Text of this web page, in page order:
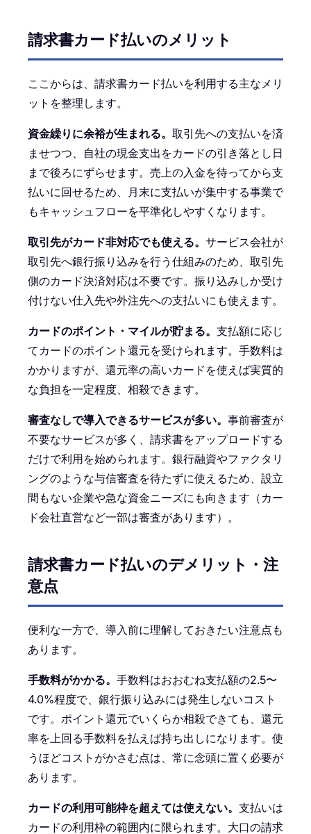
請求書カード払いのメリット
ここからは、請求書カード払いを利用する主なメリ
ットを整理します。
資金繰りに余裕が生まれる。 取引先への支払いを済
ませつつ、自社の現金支出をカードの引き落とし日
まで後ろにずらせます。売上の入金を待ってから支
払いに回せるため、月末に支払いが集中する事業で
もキャッシュフローを平準化しやすくなります。
取引先がカード非対応でも使える。 サービス会社が
取引先へ銀行振り込みを行う仕組みのため、取引先
側のカード決済対応は不要です。振り込みしか受け
付けない仕入先や外注先への支払いにも使えます。
カードのポイント・マイルが貯まる。 支払額に応じ
てカードのポイント還元を受けられます。手数料は
かかりますが、還元率の高いカードを使えば実質的
な負担を一定程度、相殺できます。
審査なしで導入できるサービスが多い。 事前審査が
不要なサービスが多く、請求書をアップロードする
だけで利用を始められます。銀行融資やファクタリ
ングのような与信審査を待たずに使えるため、設立
間もない企業や急な資金ニーズにも向きます（カー
ド会社直営など一部は審査があります）。
請求書カード払いのデメリット・注
意点
便利な一方で、導入前に理解しておきたい注意点も
あります。
手数料がかかる。 手数料はおおむね支払額の2.5〜
4.0%程度で、銀行振り込みには発生しないコスト
です。ポイント還元でいくらか相殺できても、還元
率を上回る手数料を払えば持ち出しになります。使
うほどコストがかさむ点は、常に念頭に置く必要が
あります。
カードの利用可能枠を超えては使えない。 支払いは
カードの利用枠の範囲内に限られます。大口の請求